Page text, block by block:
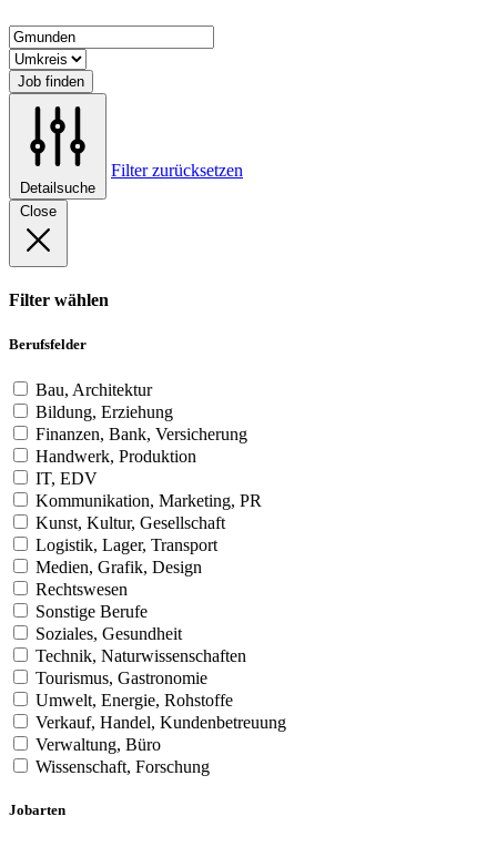
Job finden
Detailsuche
Filter zurücksetzen
Close
Filter wählen
Berufsfelder
Bau, Architektur
Bildung, Erziehung
Finanzen, Bank, Versicherung
Handwerk, Produktion
IT, EDV
Kommunikation, Marketing, PR
Kunst, Kultur, Gesellschaft
Logistik, Lager, Transport
Medien, Grafik, Design
Rechtswesen
Sonstige Berufe
Soziales, Gesundheit
Technik, Naturwissenschaften
Tourismus, Gastronomie
Umwelt, Energie, Rohstoffe
Verkauf, Handel, Kundenbetreuung
Verwaltung, Büro
Wissenschaft, Forschung
Jobarten